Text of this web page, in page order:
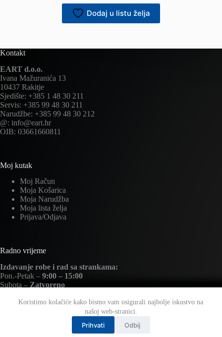
Koristimo kolačiće kako bismo vam osigurali najbolje iskustvo na
našoj web-stranici.
Prihvati Odbij
Dodaj u listu želja
Kontakt
EART d.o.o.
Ivana Mažuranića 13
10437 Rakitje
Sjedište: +385 1 48 30 211
Servis: +385 99 48 30 211
Narudžbe: +385 99 48 30 212
@: info@eart.hr
OIB: 03661660811
Moj kutak
Moj Račun
Moja Košarica
Moja Narudžba
Moja lista želja
Prijava/Odjava
Radno vrijeme
Izdavanje robe i rad sa strankama:
Pon.-Petak – 9:00 – 15:00
Subota – Zatvoreno